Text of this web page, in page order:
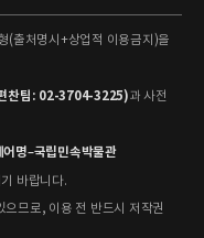
(출처명시+상업적 이용금지)을
찬팀: 02-3704-3225)과 사전
명–국립민속박물관
바랍니다.
므로, 이용 전 반드시 저작권